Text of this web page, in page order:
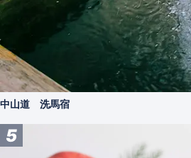
中山道 洗馬宿
5